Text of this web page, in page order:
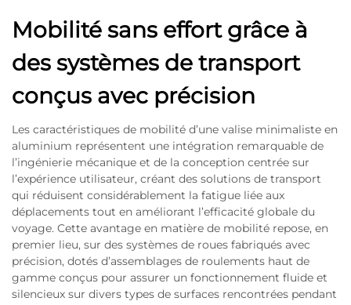
Mobilité sans effort grâce à
des systèmes de transport
conçus avec précision
Les caractéristiques de mobilité d’une valise minimaliste en
aluminium représentent une intégration remarquable de
l’ingénierie mécanique et de la conception centrée sur
l’expérience utilisateur, créant des solutions de transport
qui réduisent considérablement la fatigue liée aux
déplacements tout en améliorant l’efficacité globale du
voyage. Cette avantage en matière de mobilité repose, en
premier lieu, sur des systèmes de roues fabriqués avec
précision, dotés d’assemblages de roulements haut de
gamme conçus pour assurer un fonctionnement fluide et
silencieux sur divers types de surfaces rencontrées pendant